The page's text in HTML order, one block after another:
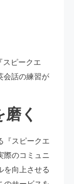
スピークエ
会話の練習が
く
『スピークエ
際のコミュニ
を向上させる